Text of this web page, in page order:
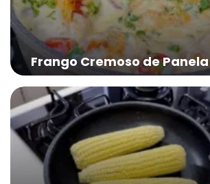
Frango Cremoso de Panela